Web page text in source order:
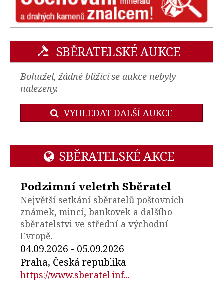
SBĚRATELSKÉ AUKCE
Bohužel, žádné blížící se aukce nebyly
nalezeny.
VYHLEDAT DALŠÍ AUKCE
SBĚRATELSKÉ AKCE
Podzimní veletrh Sběratel
Největší setkání sběratelů poštovních
známek, mincí, bankovek a dalšího
sběratelstvi ve střední a východní
Evropě.
04.09.2026 - 05.09.2026
Praha, Česká republika
https://www.sberatel.inf...